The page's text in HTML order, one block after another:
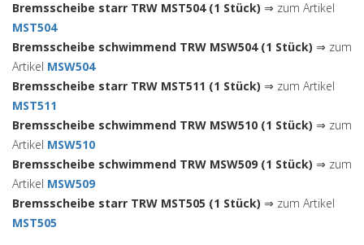
Bremsscheibe starr TRW MST504 (1 Stück) ⇒ zum Artikel
MST504
Bremsscheibe schwimmend TRW MSW504 (1 Stück) ⇒ zum
Artikel MSW504
Bremsscheibe starr TRW MST511 (1 Stück) ⇒ zum Artikel
MST511
Bremsscheibe schwimmend TRW MSW510 (1 Stück) ⇒ zum
Artikel MSW510
Bremsscheibe schwimmend TRW MSW509 (1 Stück) ⇒ zum
Artikel MSW509
Bremsscheibe starr TRW MST505 (1 Stück) ⇒ zum Artikel
MST505